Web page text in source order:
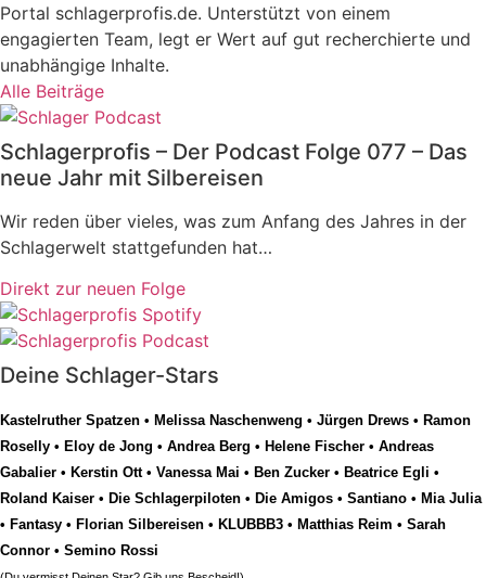
Portal schlagerprofis.de. Unterstützt von einem
engagierten Team, legt er Wert auf gut recherchierte und
unabhängige Inhalte.
Alle Beiträge
Schlagerprofis – Der Podcast Folge 077 – Das
neue Jahr mit Silbereisen
Wir reden über vieles, was zum Anfang des Jahres in der
Schlagerwelt stattgefunden hat…
Direkt zur neuen Folge
Deine Schlager-Stars
Kastelruther Spatzen • Melissa Naschenweng • Jürgen Drews • Ramon
Roselly • Eloy de Jong • Andrea Berg • Helene Fischer • Andreas
Gabalier • Kerstin Ott• Vanessa Mai • Ben Zucker • Beatrice Egli •
Roland Kaiser • Die Schlagerpiloten • Die Amigos • Santiano • Mia Julia
• Fantasy • Florian Silbereisen • KLUBBB3 • Matthias Reim • Sarah
Connor • Semino Rossi